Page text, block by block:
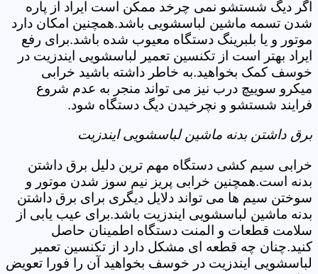
اگر دیگ شستشو نمی چرخد ممکن است ایراد از پاره
شدن تسمه ماشین لباسشویی باشد.همچنین امکان دارد
موتور و یا بلبرینگ دستگاه معیوب شده باشد.برای رفع
ایراد بهتر است از تکنسین تعمیر لباسشویی ایندزیت در
خوسف کمک بخواهید.به خاطر داشته باشید خرابی
میکرو سوییچ درب نیز می تواند منجر به عدم شروع
فرایند شستشو و نچرخیدن دیگ دستگاه شود.
برق داشتن بدنه ماشین لباسشویی ایندزیت
خرابی سیم کشی دستگاه مهم ترین دلیل برق داشتن
بدنه است.همچنین خرابی پریز نیم سوز شدن موتور و
سوختن سیم ها می تواند دلایل دیگری برای برق داشتن
بدنه ماشین لباسشویی ایندزیت باشد.برای عیب یابی از
سلامت قطعات و المنت دستگاه اطمینان حاصل
کنید.چنان چه قطعه ای مشکل دارد از تکنسین تعمیر
لباسشویی ایندزیت در خوسف بخواهید آن را فورا تعویض